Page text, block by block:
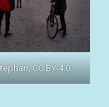
CC BY 4.0